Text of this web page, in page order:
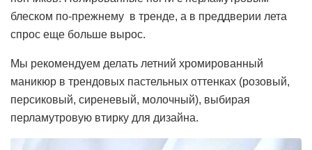
блеском по-прежнему в тренде, а в преддверии лета
спрос еще больше вырос.
Мы рекомендуем делать летний хромированный
маникюр в трендовых пастельных оттенках (розовый,
персиковый, сиреневый, молочный), выбирая
перламутровую втирку для дизайна.